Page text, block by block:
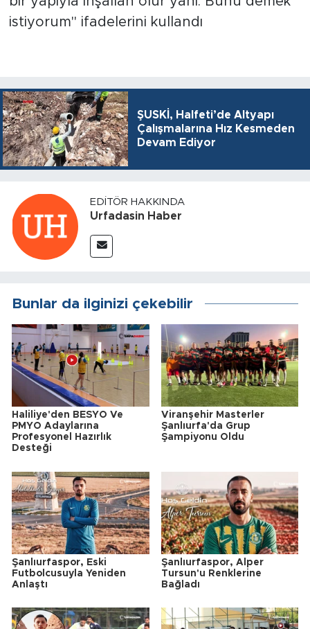
istiyorum" ifadelerini kullandı
ŞUSKİ, Halfeti’de Altyapı
Çalışmalarına Hız Kesmeden
Devam Ediyor
EDITÖR HAKKINDA
Urfadasin Haber
Bunlar da ilginizi çekebilir
Haliliye'den BESYO Ve
PMYO Adaylarına
Profesyonel Hazırlık
Desteği
Viranşehir Masterler
Şanlıurfa'da Grup
Şampiyonu Oldu
Şanlıurfaspor, Eski
Futbolcusuyla Yeniden
Anlaştı
Şanlıurfaspor, Alper
Tursun'u Renklerine
Bağladı